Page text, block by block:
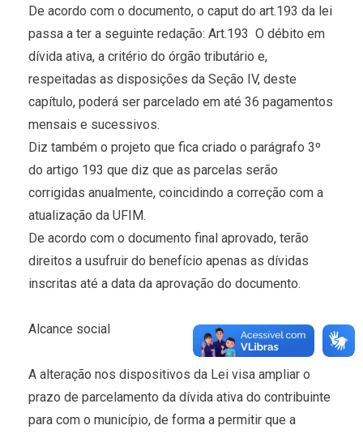
De acordo com o documento, o caput do art.193 da lei
passa a ter a seguinte redação: Art.193  O débito em
dívida ativa, a critério do órgão tributário e,
respeitadas as disposições da Seção IV, deste
capítulo, poderá ser parcelado em até 36 pagamentos
mensais e sucessivos.
Diz também o projeto que fica criado o parágrafo 3º
do artigo 193 que diz que as parcelas serão
corrigidas anualmente, coincidindo a correção com a
atualização da UFIM.
De acordo com o documento final aprovado, terão
direitos a usufruir do benefício apenas as dívidas
inscritas até a data da aprovação do documento.
Alcance social
A alteração nos dispositivos da Lei visa ampliar o
prazo de parcelamento da dívida ativa do contribuinte
para com o município, de forma a permitir que a